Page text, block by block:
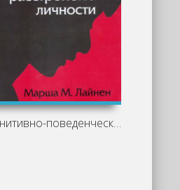
Когнитивно-поведенческая терапия